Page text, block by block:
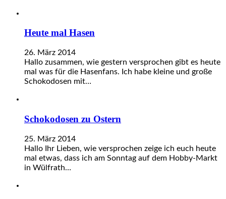
Heute mal Hasen
26. März 2014
Hallo zusammen, wie gestern versprochen gibt es heute
mal was für die Hasenfans. Ich habe kleine und große
Schokodosen mit…
Schokodosen zu Ostern
25. März 2014
Hallo Ihr Lieben, wie versprochen zeige ich euch heute
mal etwas, dass ich am Sonntag auf dem Hobby-Markt
in Wülfrath…